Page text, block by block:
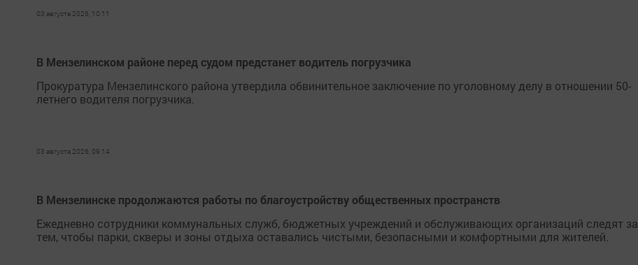
03 августа 2026, 10:11
В Мензелинском районе перед судом предстанет водитель погрузчика
Прокуратура Мензелинского района утвердила обвинительное заключение по уголовному делу в отношении 50-
летнего водителя погрузчика.
03 августа 2026, 09:14
В Мензелинске продолжаются работы по благоустройству общественных пространств
Ежедневно сотрудники коммунальных служб, бюджетных учреждений и обслуживающих организаций следят за
тем, чтобы парки, скверы и зоны отдыха оставались чистыми, безопасными и комфортными для жителей.